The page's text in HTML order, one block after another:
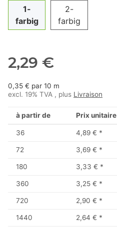
1-
farbig
2-
farbig
2,29 €
0,35 € par 10 m
excl. 19% TVA , plus Livraison
à partir de Prix unitaire
36 4,89 € *
72 3,69 € *
180 3,33 € *
360 3,25 € *
720 2,90 € *
1440 2,64 € *